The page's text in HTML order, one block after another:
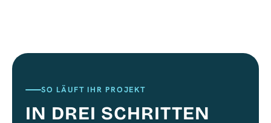
SO LÄUFT IHR PROJEKT
IN DREI SCHRITTEN